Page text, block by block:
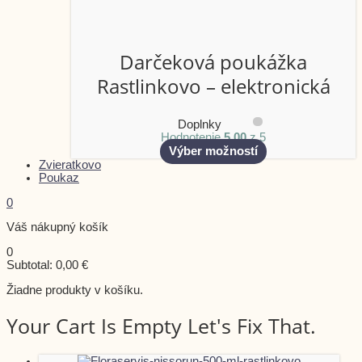
Darčeková poukážka
Rastlinkovo – elektronická
Doplnky
Hodnotenie5.00z 5
Výber možností
Zvieratkovo
Poukaz
0
Váš nákupný košík
0
Subtotal: 0,00 €
Žiadne produkty v košíku.
Your Cart Is Empty Let's Fix That.